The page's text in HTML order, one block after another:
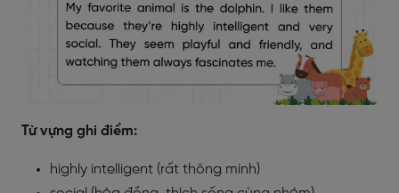
Từ vựng ghi điểm:
highly intelligent (rất thông minh)